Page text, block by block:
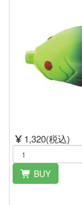
1,320(税込)
BUY